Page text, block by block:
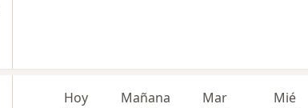
Hoy Mañana Mar Mié